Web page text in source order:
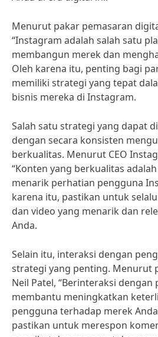
Menurut pakar pemasaran
“Instagram adalah salah satu
membangun merek dan
Oleh karena itu, penting bagi
memiliki strategi yang tepat
bisnis mereka di Instagram.
Salah satu strategi yang dapat
dengan secara konsisten
berkualitas. Menurut CEO
“Konten yang berkualitas
menarik perhatian pengguna
karena itu, pastikan untuk
dan video yang menarik dan
Anda.
Selain itu, interaksi dengan
strategi yang penting. Menurut
Neil Patel, “Berinteraksi
membantu meningkatkan
pengguna terhadap merek
pastikan untuk merespon